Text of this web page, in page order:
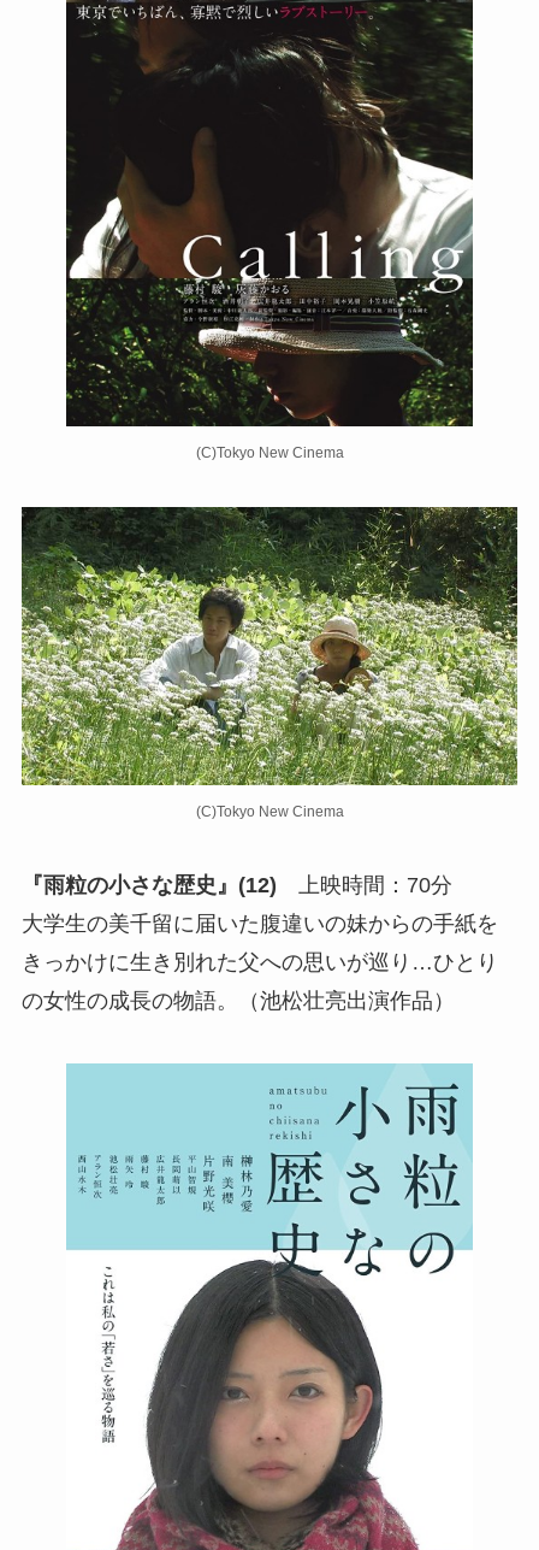
(C)Tokyo New Cinema
(C)Tokyo New Cinema
『雨粒の小さな歴史』(12) 上映時間：70分
大学生の美千留に届いた腹違いの妹からの手紙を
きっかけに生き別れた父への思いが巡り…ひとり
の女性の成長の物語。（池松壮亮出演作品）